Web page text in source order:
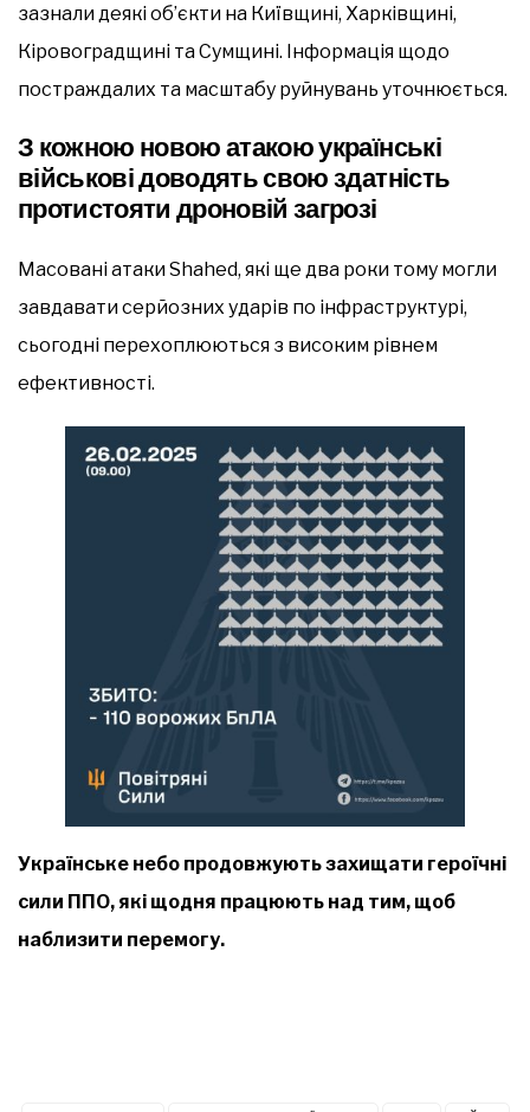
зазнали деякі об’єкти на Київщині, Харківщині,
Кіровоградщині та Сумщині. Інформація щодо
постраждалих та масштабу руйнувань уточнюється.
З кожною новою атакою українські
військові доводять свою здатність
протистояти дроновій загрозі
Масовані атаки Shahed, які ще два роки тому могли
завдавати серйозних ударів по інфраструктурі,
сьогодні перехоплюються з високим рівнем
ефективності.
Українське небо продовжують захищати героїчні
сили ППО, які щодня працюють над тим, щоб
наблизити перемогу.